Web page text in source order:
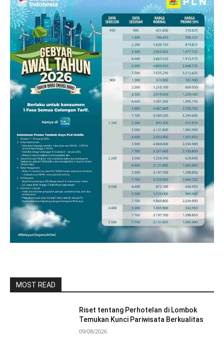
MOST READ
Riset tentang Perhotelan di Lombok
Temukan Kunci Pariwisata Berkualitas
09/08/2026